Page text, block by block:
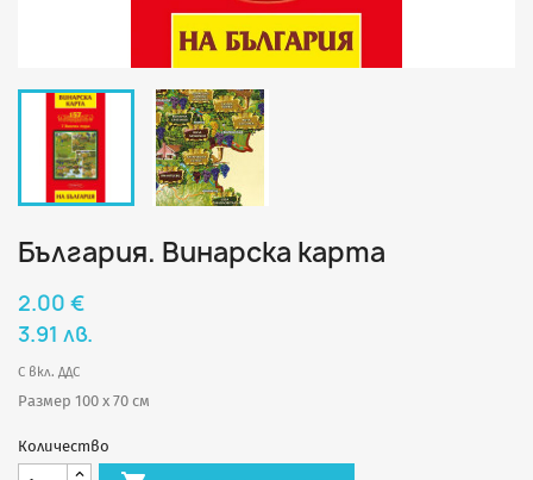
България. Винарска карта
2.00 €
3.91 лв.
С вкл. ДДС
Размер 100 х 70 см
Количество